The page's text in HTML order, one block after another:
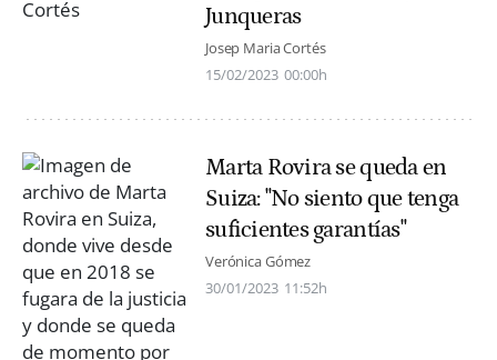
Junqueras
Josep Maria Cortés
15/02/2023 00:00h
Marta Rovira se queda en
Suiza: "No siento que tenga
suficientes garantías"
Verónica Gómez
30/01/2023 11:52h